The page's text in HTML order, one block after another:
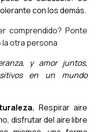
con los demás.
comprendido? Ponte
otra persona
y amor juntos,
en un mundo
Respirar aire
disfrutar del aire libre